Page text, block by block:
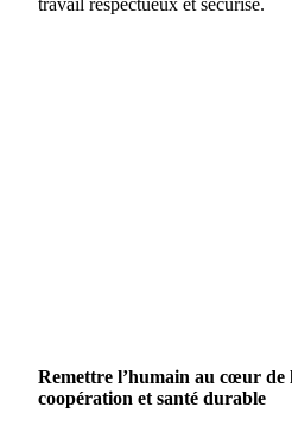
Remettre l’humain au cœur
coopération et santé durable